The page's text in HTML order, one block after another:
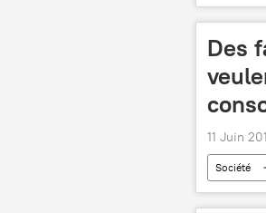
Xi Jinping
Des
11 Juin
Société